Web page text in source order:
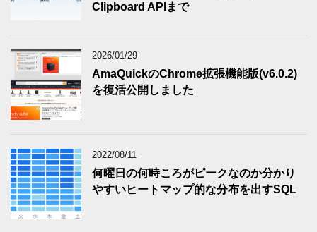
Clipboard APIまで
2026/01/29
AmaQuickのChrome拡張機能版(v6.0.2)
を復活公開しました
2022/08/11
何曜日の何時ころがピークなのか分かり
やすいヒートマップ的な分布を出すSQL